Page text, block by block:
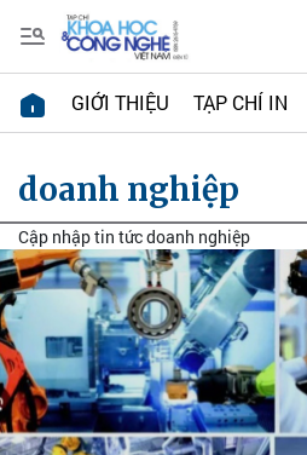
GIỚI THIỆU TẠP CHÍ IN
doanh nghiệp
Cập nhập tin tức doanh nghiệp